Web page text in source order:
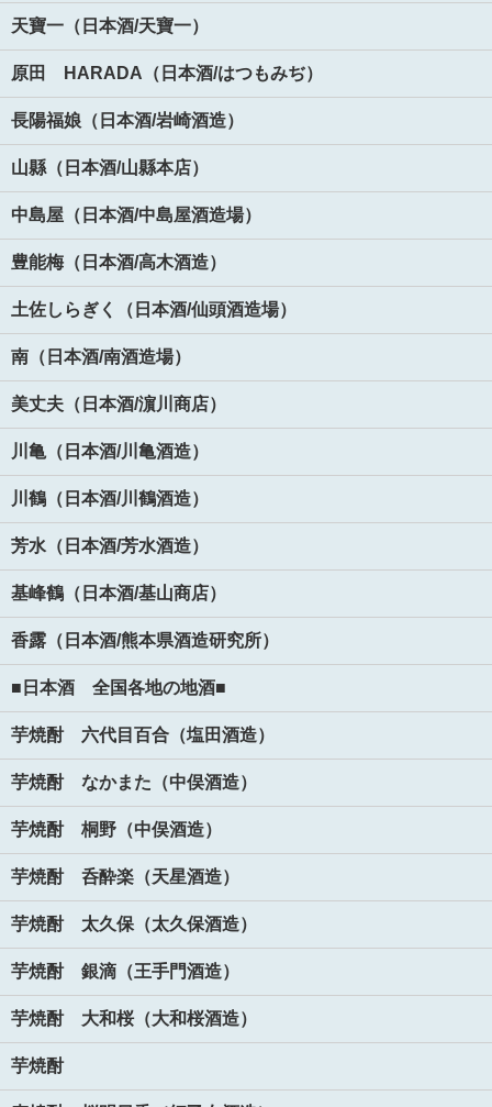
天寶一（日本酒/天寶一）
原田 HARADA（日本酒/はつもみぢ）
長陽福娘（日本酒/岩崎酒造）
山縣（日本酒/山縣本店）
中島屋（日本酒/中島屋酒造場）
豊能梅（日本酒/高木酒造）
土佐しらぎく（日本酒/仙頭酒造場）
南（日本酒/南酒造場）
美丈夫（日本酒/濵川商店）
川亀（日本酒/川亀酒造）
川鶴（日本酒/川鶴酒造）
芳水（日本酒/芳水酒造）
基峰鶴（日本酒/基山商店）
香露（日本酒/熊本県酒造研究所）
■日本酒 全国各地の地酒■
芋焼酎 六代目百合（塩田酒造）
芋焼酎 なかまた（中俣酒造）
芋焼酎 桐野（中俣酒造）
芋焼酎 呑酔楽（天星酒造）
芋焼酎 太久保（太久保酒造）
芋焼酎 銀滴（王手門酒造）
芋焼酎 大和桜（大和桜酒造）
芋焼酎